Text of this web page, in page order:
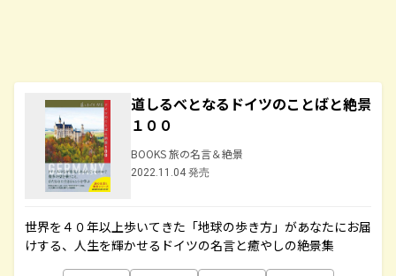
道しるべとなるドイツのことばと絶景
１００
BOOKS 旅の名言＆絶景
2022.11.04 発売
世界を４０年以上歩いてきた「地球の歩き方」があなたにお届
けする、人生を輝かせるドイツの名言と癒やしの絶景集